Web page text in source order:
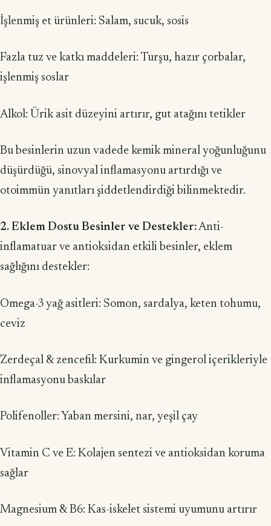
İşlenmiş et ürünleri: Salam, sucuk, sosis
Fazla tuz ve katkı maddeleri: Turşu, hazır çorbalar,
işlenmiş soslar
Alkol: Ürik asit düzeyini artırır, gut atağını tetikler
Bu besinlerin uzun vadede kemik mineral yoğunluğunu
düşürdüğü, sinovyal inflamasyonu artırdığı ve
otoimmün yanıtları şiddetlendirdiği bilinmektedir.
2. Eklem Dostu Besinler ve Destekler:Anti-
inflamatuar ve antioksidan etkili besinler, eklem
sağlığını destekler:
Omega-3 yağ asitleri: Somon, sardalya, keten tohumu,
ceviz
Zerdeçal & zencefil: Kurkumin ve gingerol içerikleriyle
inflamasyonu baskılar
Polifenoller: Yaban mersini, nar, yeşil çay
Vitamin C ve E: Kolajen sentezi ve antioksidan koruma
sağlar
Magnesium & B6: Kas-iskelet sistemi uyumunu artırır